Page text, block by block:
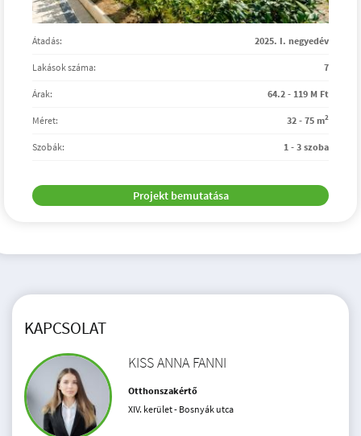
Átadás: 2025. I. negyedév
Lakások száma: 7
Árak: 64.2 - 119 M Ft
Méret: 32 - 75 m2
Szobák: 1 - 3 szoba
Projekt bemutatása
KAPCSOLAT
KISS ANNA FANNI
Otthonszakértő
XIV. kerület - Bosnyák utca